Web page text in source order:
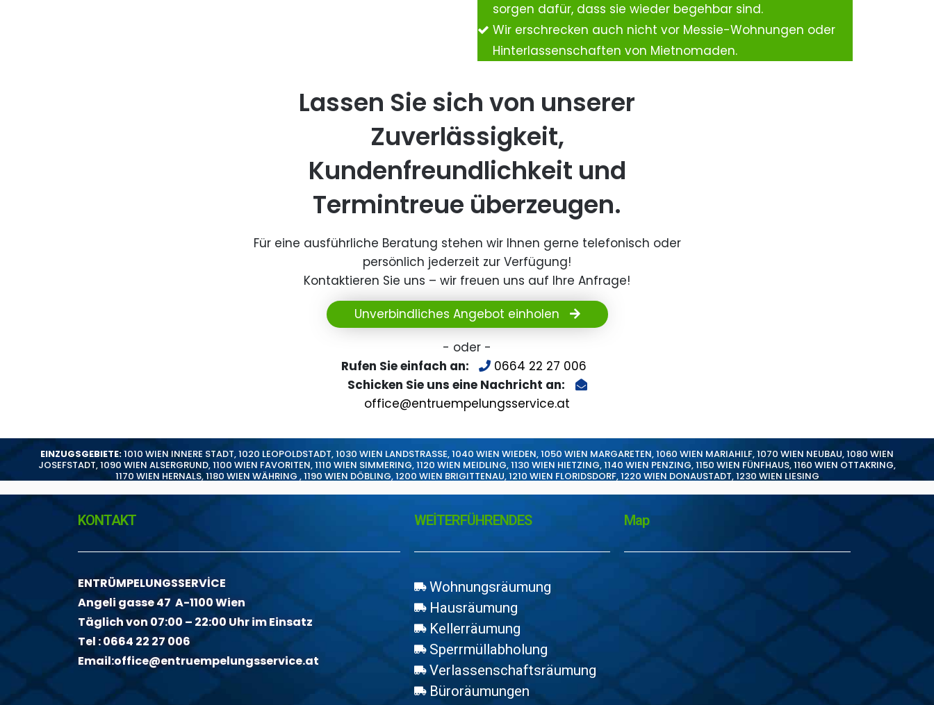
sorgen dafür, dass sie wieder begehbar sind.
Wir erschrecken auch nicht vor Messie-Wohnungen oder
Hinterlassenschaften von Mietnomaden.
Lassen Sie sich von unserer
Zuverlässigkeit,
Kundenfreundlichkeit und
Termintreue überzeugen.
Für eine ausführliche Beratung stehen wir Ihnen gerne telefonisch oder
persönlich jederzeit zur Verfügung!
Kontaktieren Sie uns – wir freuen uns auf Ihre Anfrage!
Unverbindliches Angebot einholen
- oder -
Rufen Sie einfach an:
0664 22 27 006
Schicken Sie uns eine Nachricht an:
office@entruempelungsservice.at
EINZUGSGEBIETE:1010 WIEN INNERE STADT,1020 LEOPOLDSTADT,1030 WIEN LANDSTRASSE,1040 WIEN WIEDEN,1050 WIEN MARGARETEN,1060 WIEN MARIAHILF,1070 WIEN NEUBAU,1080 WIEN
JOSEFSTADT,1090 WIEN ALSERGRUND,1100 WIEN FAVORITEN,1110 WIEN SIMMERING,1120 WIEN MEIDLING,1130 WIEN HIETZING,1140 WIEN PENZING,1150 WIEN FÜNFHAUS,1160 WIEN OTTAKRING,
1170 WIEN HERNALS,1180 WIEN WÄHRING ,1190 WIEN DÖBLING,1200 WIEN BRIGITTENAU,1210 WIEN FLORIDSDORF,1220 WIEN DONAUSTADT,1230 WIEN LIESING
KONTAKT
ENTRÜMPELUNGSSERVİCE
Angeli gasse 47 A-1100 Wien
Täglich von 07:00 – 22:00 Uhr im Einsatz
Tel :0664 22 27 006
Email:office@entruempelungsservice.at
WEİTERFÜHRENDES
Wohnungsräumung
Hausräumung
Kellerräumung
Sperrmüllabholung
Verlassenschaftsräumung
Büroräumungen
Map